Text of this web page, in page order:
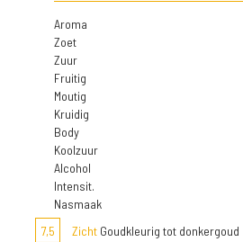
Aroma
Zoet
Zuur
Fruitig
Moutig
Kruidig
Body
Koolzuur
Alcohol
Intensit.
Nasmaak
7,5
Zicht Goudkleurig tot donkergoud